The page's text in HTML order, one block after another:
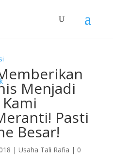
Menjadi
Pasti
Besar!
| Usaha Tali Rafia | 0